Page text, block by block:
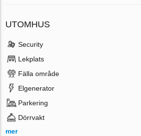
UTOMHUS
Security
Lekplats
Fälla område
Elgenerator
Parkering
Dörrvakt
mer